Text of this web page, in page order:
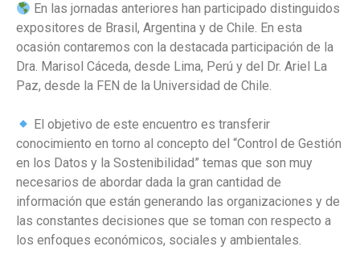
En las jornadas anteriores han participado distinguidos
expositores de Brasil, Argentina y de Chile. En esta
ocasión contaremos con la destacada participación de la
Dra. Marisol Cáceda, desde Lima, Perú y del Dr. Ariel La
Paz, desde la FEN de la Universidad de Chile.
El objetivo de este encuentro es transferir
conocimiento en torno al concepto del “Control de Gestión
en los Datos y la Sostenibilidad” temas que son muy
necesarios de abordar dada la gran cantidad de
información que están generando las organizaciones y de
las constantes decisiones que se toman con respecto a
los enfoques económicos, sociales y ambientales.